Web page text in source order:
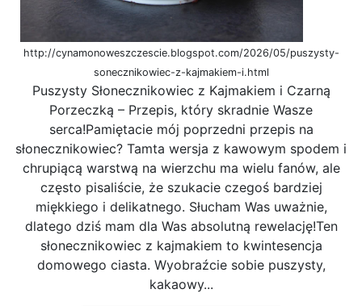
http://cynamonoweszczescie.blogspot.com/2026/05/puszysty-
sonecznikowiec-z-kajmakiem-i.html
Puszysty Słonecznikowiec z Kajmakiem i Czarną
Porzeczką – Przepis, który skradnie Wasze
serca!Pamiętacie mój poprzedni przepis na
słonecznikowiec? Tamta wersja z kawowym spodem i
chrupiącą warstwą na wierzchu ma wielu fanów, ale
często pisaliście, że szukacie czegoś bardziej
miękkiego i delikatnego. Słucham Was uważnie,
dlatego dziś mam dla Was absolutną rewelację!Ten
słonecznikowiec z kajmakiem to kwintesencja
domowego ciasta. Wyobraźcie sobie puszysty,
kakaowy...